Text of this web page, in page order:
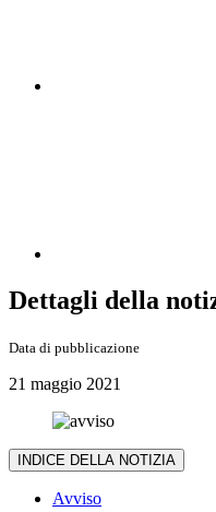
Dettagli della
Data di pubblicazione
21 maggio 2021
INDICE DELLA NOTIZIA
Avviso